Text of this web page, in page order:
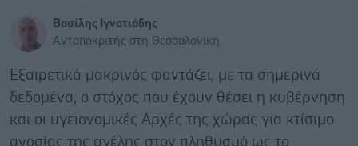
Βασίλης Ιγνατιάδης
Ανταποκριτής στη Θεσσαλονίκη
Εξαιρετικά μακρινός φαντάζει, με τα σημερινά
δεδομένα, ο στόχος που έχουν θέσει η κυβέρνηση
και οι υγειονομικές Αρχές της χώρας για κτίσιμο
ανοσίας της αγέλης στον πληθυσμό ως το